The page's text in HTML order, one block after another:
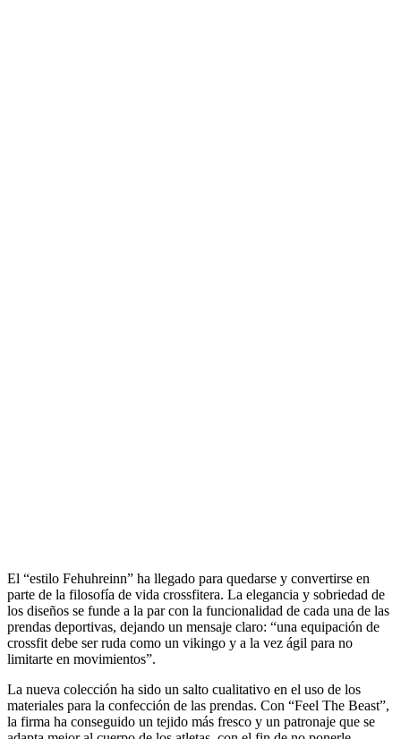
El “estilo Fehuhreinn” ha llegado para quedarse y convertirse en
parte de la filosofía de vida crossfitera. La elegancia y sobriedad de
los diseños se funde a la par con la funcionalidad de cada una de las
prendas deportivas, dejando un mensaje claro: “una equipación de
crossfit debe ser ruda como un vikingo y a la vez ágil para no
limitarte en movimientos”.
La nueva colección ha sido un salto cualitativo en el uso de los
materiales para la confección de las prendas. Con “Feel The Beast”,
la firma ha conseguido un tejido más fresco y un patronaje que se